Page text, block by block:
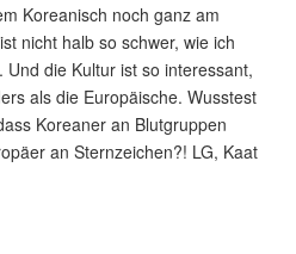
Koreanisch noch ganz am
nicht halb so schwer, wie ich
Und die Kultur ist so interessant,
als die Europäische. Wusstest
Koreaner an Blutgruppen
an Sternzeichen?! LG, Kaat